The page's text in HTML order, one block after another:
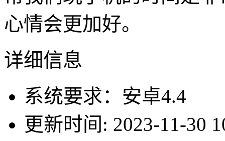
心情会更加好。
详细信息
系统要求：安卓4.4
更新时间: 2023-11-30